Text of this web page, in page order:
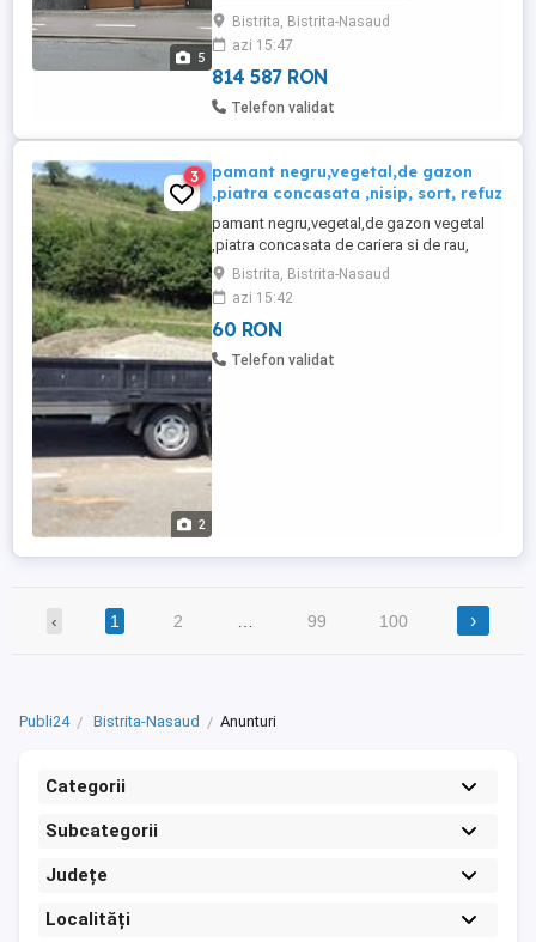
5
scăriiBistrita, Bistrita-Nasaud
azi 15:47
814 587 RON
Telefon validat
2
3
pamant negru,vegetal,de gazon
,piatra concasata ,nisip, sort, refuz
pamant negru,vegetal,de gazon vegetal
,piatra concasata de cariera si de rau,
nisip , sort, refuz, umplutura si alte
agregate balastiera si cariera
Bistrita, Bistrita-Nasaud
azi 15:42
60 RON
Telefon validat
‹ 1 2 99 100 ›
Publi24 Bistrita-Nasaud Anunturi
Categorii
Subcategorii
Județe
Localități